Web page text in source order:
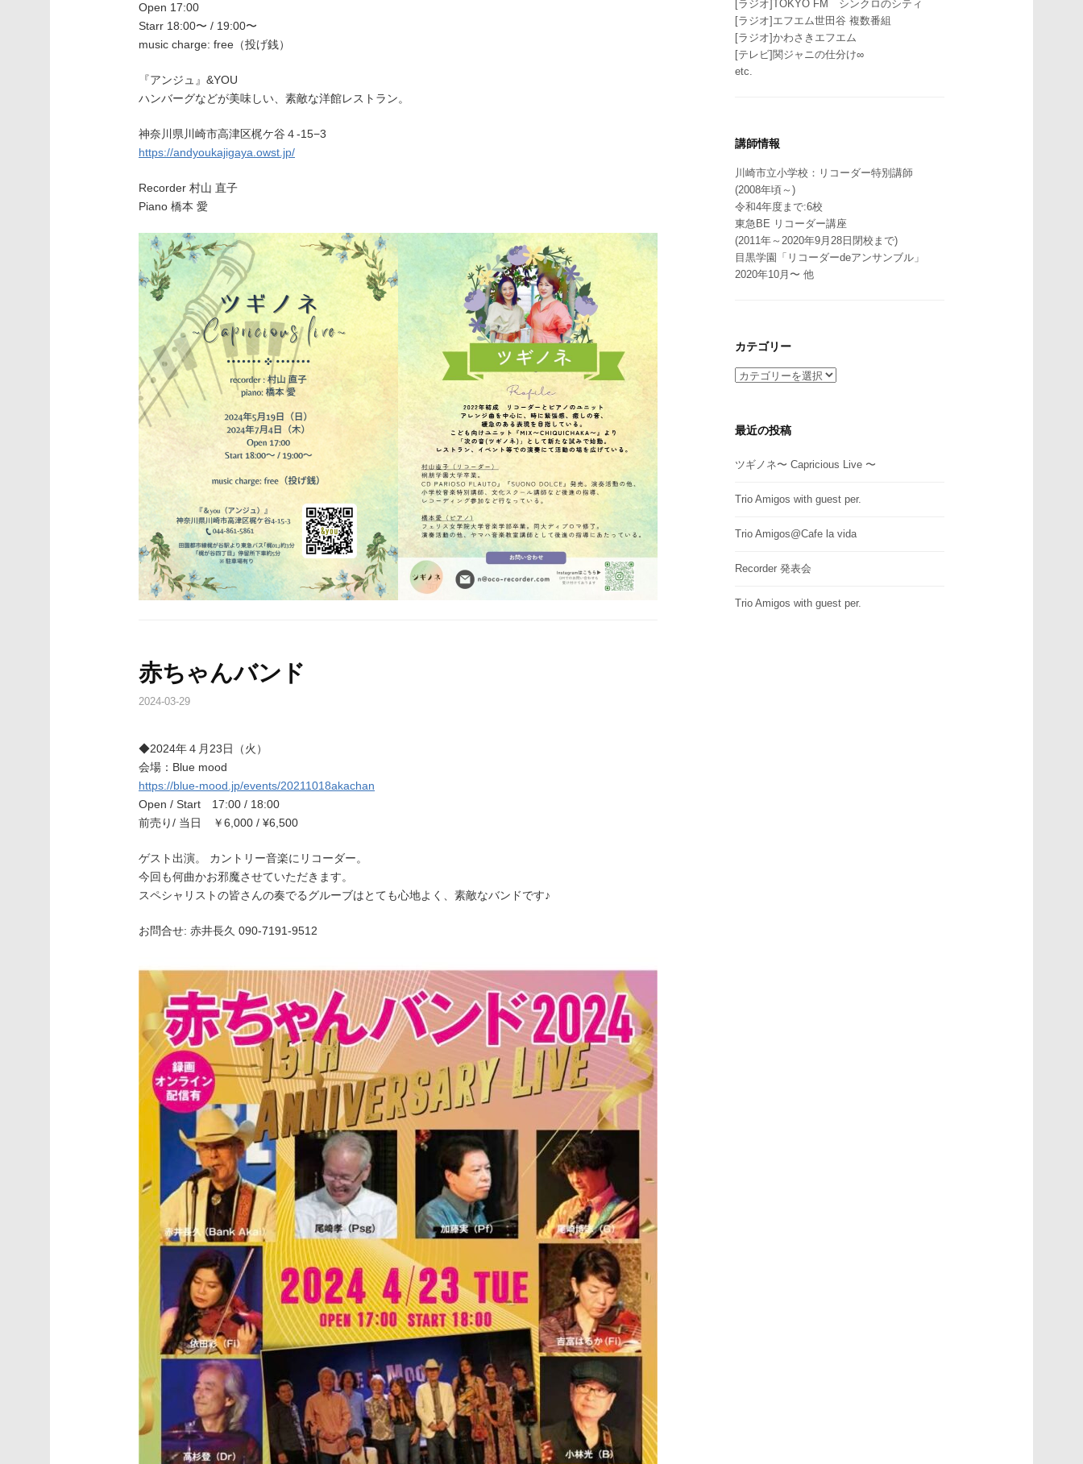
Open 17:00
Starr 18:00〜 / 19:00〜
music charge: free（投げ銭）
『アンジュ』&YOU
ハンバーグなどが美味しい、素敵な洋館レストラン。
神奈川県川崎市高津区梶ケ谷４-15−3
https://andyoukajigaya.owst.jp/
Recorder 村山 直子
Piano 橋本 愛
赤ちゃんバンド
2024-03-29
◆2024年４月23日（火）
会場：Blue mood
https://blue-mood.jp/events/20211018akachan
Open / Start 17:00 / 18:00
前売り/ 当日 ￥6,000 / ¥6,500
ゲスト出演。 カントリー音楽にリコーダー。
今回も何曲かお邪魔させていただきます。
スペシャリストの皆さんの奏でるグルーブはとても心地よく、素敵なバンドです♪
お問合せ: 赤井長久 090-7191-9512
[ラジオ]TOKYO FM シンクロのシティ
[ラジオ]エフエム世田谷 複数番組
[ラジオ]かわさきエフエム
[テレビ]関ジャニの仕分け∞
etc.
講師情報
川崎市立小学校：リコーダー特別講師
(2008年頃～)
令和4年度まで:6校
東急BE リコーダー講座
(2011年～2020年9月28日閉校まで)
目黒学園「リコーダーdeアンサンブル」
2020年10月〜 他
カテゴリー
カ
リ
最近の投稿
ツギノネ〜 Capricious Live 〜
Trio Amigos with guest per.
Trio Amigos@Cafe la vida
Recorder 発表会
Trio Amigos with guest per.